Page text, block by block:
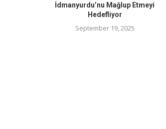
İdmanyurdu’nu Mağlup Etmeyi
Hedefliyor
September 19, 2025